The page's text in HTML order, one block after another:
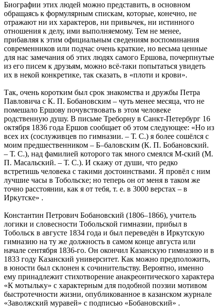
Биографии этих людей можно представить, в основном
обращаясь к формулярным спискам, которые, конечно, не
отражают ни их характеров, ни привычек, ни истинного
отношения к делу, ими выполняемому. Тем не менее,
прибавляя к этим официальным сведениям воспоминания
современников или подчас очень краткие, но весьма ценные
для нас замечания об этих людях самого Ершова, почерпнутые
из его писем к друзьям, можно всё-таки попытаться увидеть
их в некой конкретике, так сказать, в «плоти и крови».
Так, очень коротким был срок знакомства и дружбы Петра
Павловича с К. П. Бобановским – чуть менее месяца, что не
помешало Ершову почувствовать в этом человеке
родственную душу. В письме Треборну в Санкт-Петербург 16
октября 1836 года Ершов сообщает об этом следующее: «Но из
всех их (сослуживцев по гимназии. – Т. С.) я более сошёлся с
моим предшественником – Б–баловским (К. П. Бобановский.
– Т. С.), над фамилией которого так много смеялся М-ский (М.
П. Масальский. – Т. С.). И скажу от души, что редко
встретишь человека с такими достоинствами. Я провёл с ним
лучшие часы в Тобольске; но теперь он от меня в таком же
точно расстоянии, как я от тебя, т. е. в 3000 верстах – в
Иркутске» .
Константин Петрович Бобановский (1806–1866), учитель
логики и словесности Тобольской гимназии, прибыл в
Тобольск в августе 1834 года и был переведён в Иркутскую
гимназию на ту же должность в самом конце августа или
начале сентября 1836-го. Он окончил Казанскую гимназию и в
1833 году Казанский университет. Как можно предположить,
в юности был склонен к сочинительству. Вероятно, именно
ему принадлежит стихотворение анакреонтического характера
«К мотыльку» с характерным для подобной поэзии мотивом
быстротечности жизни, опубликованное в казанском журнале
«Заволжский муравей» с подписью «Бобановский» .